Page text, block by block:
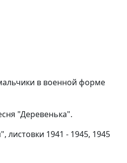
в военной форме
"Деревенька".
1941 - 1945, 1945